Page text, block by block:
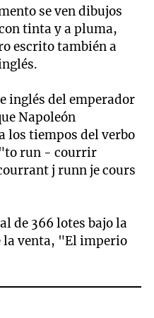
se ven dibujos
tinta y a pluma,
escrito también a
inglés del emperador
Napoleón
los tiempos del verbo
run - courrir
j runn je cours
de 366 lotes bajo la
la venta, "El imperio